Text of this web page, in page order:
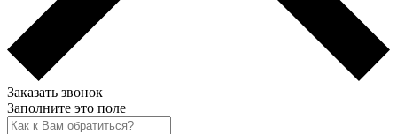
Заказать звонок
Заполните это поле